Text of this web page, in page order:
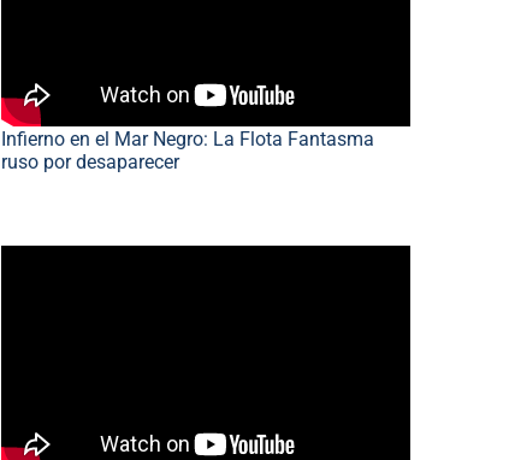
Infierno en el Mar Negro: La Flota Fantasma
ruso por desaparecer